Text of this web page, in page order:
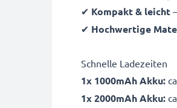
✔ Kompakt & leicht
✔ Hochwertige
Schnelle Ladezeiten
1x 1000mAh Akku:
1x 2000mAh Akku: